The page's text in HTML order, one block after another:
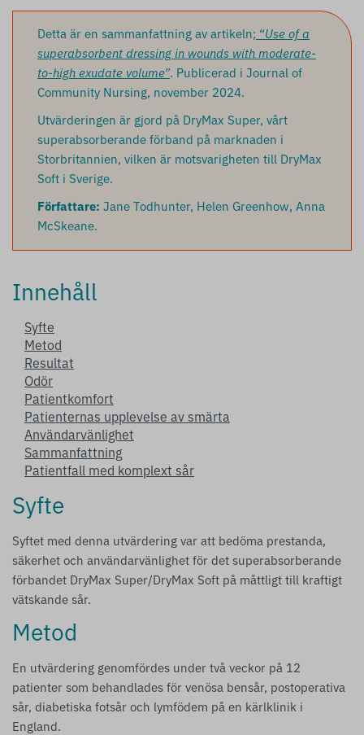
Detta är en sammanfattning av artikeln; “Use of a
superabsorbent dressing in wounds with moderate-
to-high exudate volume”. Publicerad i Journal of
Community Nursing, november 2024.
Utvärderingen är gjord på DryMax Super, vårt
superabsorberande förband på marknaden i
Storbritannien, vilken är motsvarigheten till DryMax
Soft i Sverige.
Författare: Jane Todhunter, Helen Greenhow, Anna
McSkeane.
Innehåll
Syfte
Metod
Resultat
Odör
Patientkomfort
Patienternas upplevelse av smärta
Användarvänlighet
Sammanfattning
Patientfall med komplext sår
Syfte
Syftet med denna utvärdering var att bedöma prestanda,
säkerhet och användarvänlighet för det superabsorberande
förbandet DryMax Super/DryMax Soft på måttligt till kraftigt
vätskande sår.
Metod
En utvärdering genomfördes under två veckor på 12
patienter som behandlades för venösa bensår, postoperativa
sår, diabetiska fotsår och lymfödem på en kärlklinik i
England.